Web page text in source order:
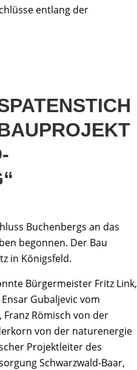
entlang der
Buchenbergs an das
begonnen. Der Bau
in Königsfeld.
Bürgermeister Fritz Link,
Gubaljevic vom
Franz Römisch von der
von der naturenergie
Projektleiter des
Schwarzwald-Baar,